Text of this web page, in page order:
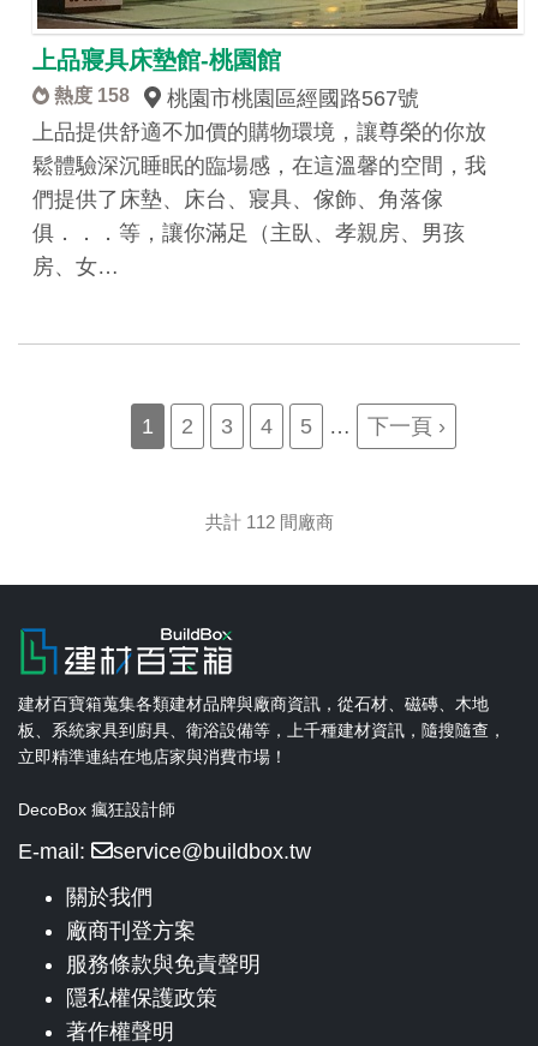
上品寢具床墊館-桃園館
熱度 158
桃園市桃園區經國路567號
上品提供舒適不加價的購物環境，讓尊榮的你放
鬆體驗深沉睡眠的臨場感，在這溫馨的空間，我
們提供了床墊、床台、寢具、傢飾、角落傢
俱．．．等，讓你滿足（主臥、孝親房、男孩
房、女…
PaginationCurrent
1 Page
2 Page
3 Page
4 Page
5 …
Next
下一頁 ›
共計 112 間廠商
建材百寶箱蒐集各類建材品牌與廠商資訊，從石材、磁磚、木地
板、系統家具到廚具、衛浴設備等，上千種建材資訊，隨搜隨查，
立即精準連結在地店家與消費市場！
DecoBox 瘋狂設計師
E-mail:
service@buildbox.tw
關於我們
廠商刊登方案
服務條款與免責聲明
隱私權保護政策
著作權聲明